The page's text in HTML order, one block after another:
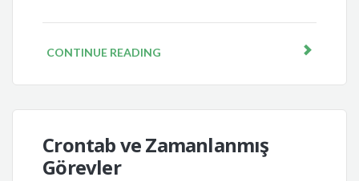
CONTINUE READING
Crontab ve Zamanlanmış
Görevler